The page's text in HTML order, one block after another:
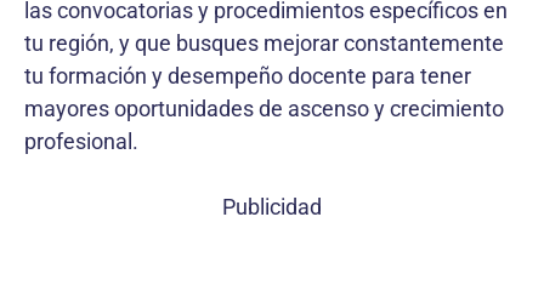
las convocatorias y procedimientos específicos en
tu región, y que busques mejorar constantemente
tu formación y desempeño docente para tener
mayores oportunidades de ascenso y crecimiento
profesional.
Publicidad